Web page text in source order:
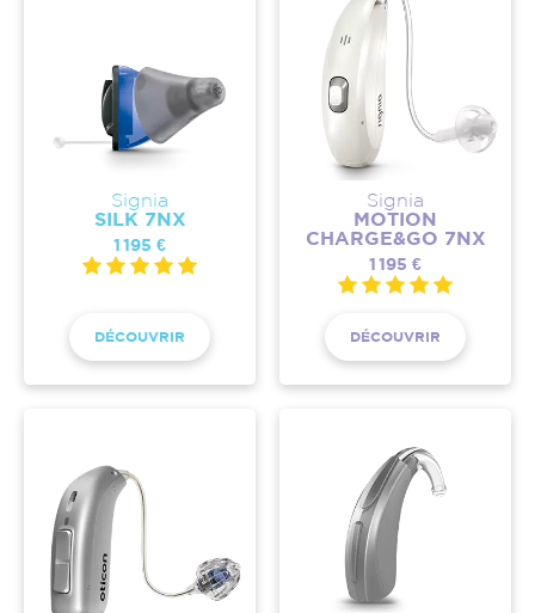
Signia
SILK 7NX
1 195 €
DÉCOUVRIR
Signia
MOTION
CHARGE&GO 7NX
1 195 €
DÉCOUVRIR